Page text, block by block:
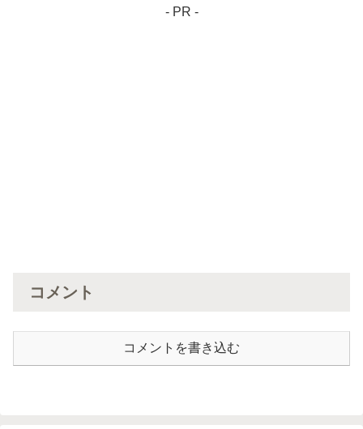
- PR -
コメント
コメントを書き込む